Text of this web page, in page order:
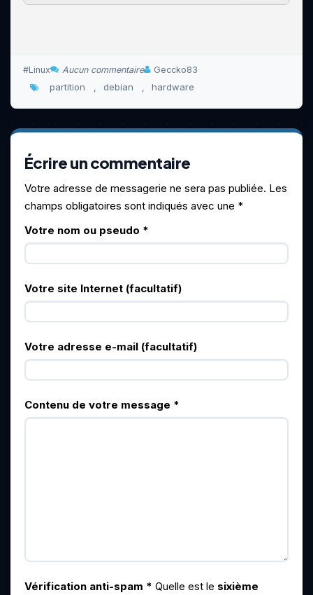
Linux Aucun commentaire Geccko83
partition , debian , hardware
Écrire un commentaire
Votre adresse de messagerie ne sera pas publiée. Les
champs obligatoires sont indiqués avec une *
Votre nom ou pseudo *
Votre site Internet (facultatif)
Votre adresse e-mail (facultatif)
Contenu de votre message *
Vérification anti-spam * Quelle est le sixième